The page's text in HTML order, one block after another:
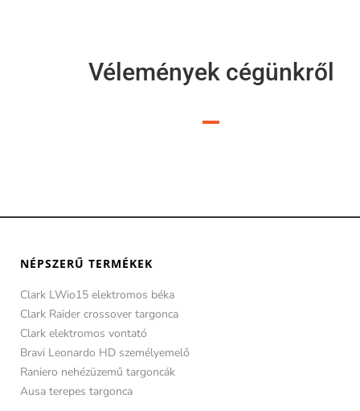
Vélemények cégünkről
NÉPSZERŰ TERMÉKEK
Clark LWio15 elektromos béka
Clark Raider crossover targonca
Clark elektromos vontató
Bravi Leonardo HD személyemelő
Raniero nehézüzemű targoncák
Ausa terepes targonca